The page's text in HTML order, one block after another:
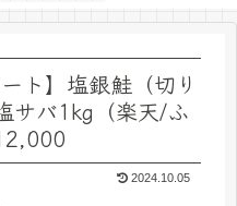
ト】塩銀鮭（切り
バ1kg（楽天/ふ
2024.10.05